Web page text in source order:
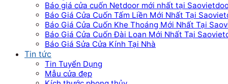
Báo giá cửa cuốn Netdoor mới nhất tại
Báo Giá Cửa Cuốn Tấm Liền Mới Nhất Tại
Báo Giá Cửa Cuốn Khe Thoáng Mới Nhất Tại
Báo Giá Cửa Cuốn Đài Loan Mới Nhất Tại
Báo Giá Sửa Cửa Kính Tại Nhà
Tin tức
Tin Tuyển Dụng
Mẫu cửa đẹp